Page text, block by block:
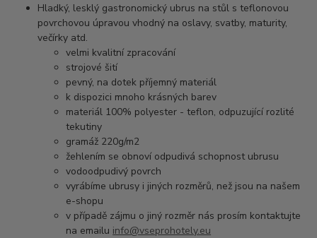
Hladký, lesklý gastronomický ubrus na stůl s teflonovou
povrchovou úpravou vhodný na oslavy, svatby, maturity,
večírky atd.
velmi kvalitní zpracování
strojové šití
pevný, na dotek příjemný materiál
k dispozici mnoho krásných barev
materiál 100% polyester - teflon, odpuzující rozlité
tekutiny
gramáž 220g/m2
žehlením se obnoví odpudivá schopnost ubrusu
vodoodpudivý povrch
vyrábíme ubrusy i jiných rozměrů, než jsou na našem
e-shopu
v případě zájmu o jiný rozměr nás prosím kontaktujte
na emailu info@vseprohotely.eu